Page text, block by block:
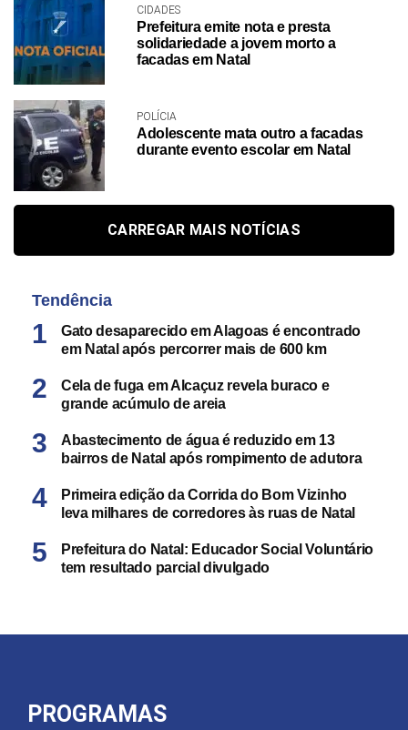
CIDADES
Prefeitura emite nota e presta
solidariedade a jovem morto a
facadas em Natal
POLÍCIA
Adolescente mata outro a facadas
durante evento escolar em Natal
CARREGAR MAIS NOTÍCIAS
Tendência
Gato desaparecido em Alagoas é encontrado
em Natal após percorrer mais de 600 km
Cela de fuga em Alcaçuz revela buraco e
grande acúmulo de areia
Abastecimento de água é reduzido em 13
bairros de Natal após rompimento de adutora
Primeira edição da Corrida do Bom Vizinho
leva milhares de corredores às ruas de Natal
Prefeitura do Natal: Educador Social Voluntário
tem resultado parcial divulgado
PROGRAMAS